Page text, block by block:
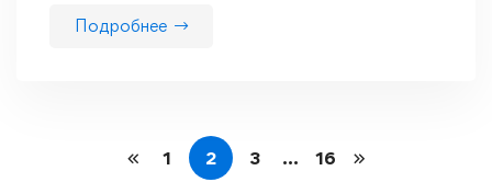
Подробнее
1 2 3 … 16